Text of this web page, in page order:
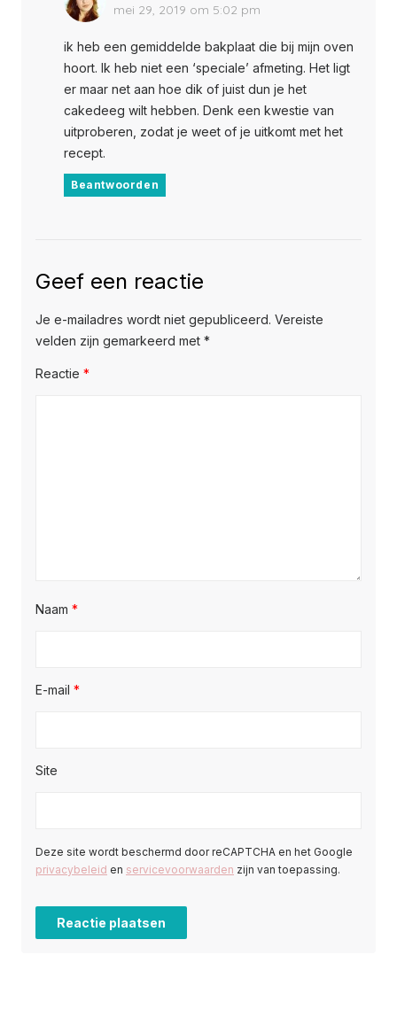
mei 29, 2019 om 5:02 pm
ik heb een gemiddelde bakplaat die bij mijn oven
hoort. Ik heb niet een ‘speciale’ afmeting. Het ligt
er maar net aan hoe dik of juist dun je het
cakedeeg wilt hebben. Denk een kwestie van
uitproberen, zodat je weet of je uitkomt met het
recept.
Beantwoorden
Geef een reactie
Je e-mailadres wordt niet gepubliceerd. Vereiste
velden zijn gemarkeerd met *
Reactie *
Naam *
E-mail *
Site
Deze site wordt beschermd door reCAPTCHA en het Google
privacybeleid en servicevoorwaarden zijn van toepassing.